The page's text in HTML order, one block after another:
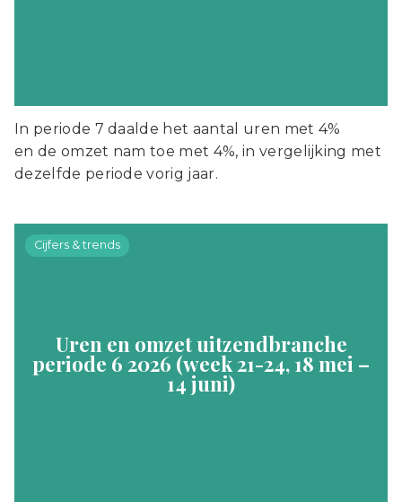
In periode 7 daalde het aantal uren met 4%
en de omzet nam toe met 4%, in vergelijking met
dezelfde periode vorig jaar.
Cijfers & trends
Uren en omzet uitzendbranche
periode 6 2026 (week 21-24, 18 mei –
14 juni)